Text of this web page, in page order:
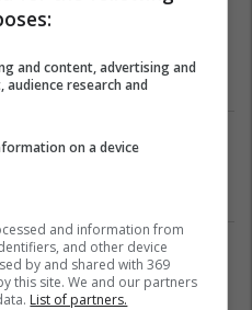
Manchester
2 Arsenal, Ronaldo i
02/12/2021
përgatit shitjen e shtatë
2
and content, advertising and
research and
on a device
and information from
and other device
by and shared with 369
this site. We and our partners
List of partners.